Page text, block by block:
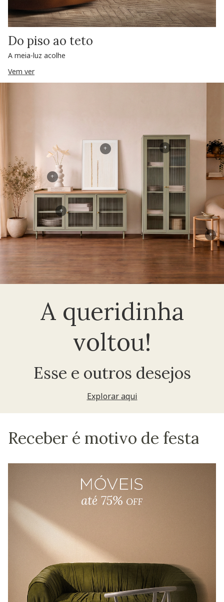
Do piso ao teto
A meia-luz acolhe
Vem ver
A queridinha
voltou!
Esse e outros desejos
Explorar aqui
+
+
+
+
+
Receber é motivo de festa